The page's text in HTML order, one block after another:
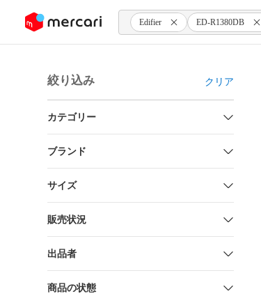
ツにスキップ Edifier ED-R1380DB
絞り込み クリア
カテゴリー
ブランド
サイズ
販売状況
出品者
商品の状態